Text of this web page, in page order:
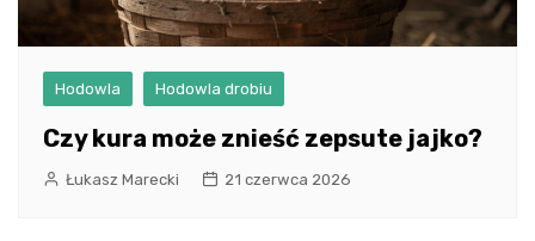
Hodowla Hodowla drobiu
Czy kura może znieść zepsute jajko?
Łukasz Marecki 21 czerwca 2026